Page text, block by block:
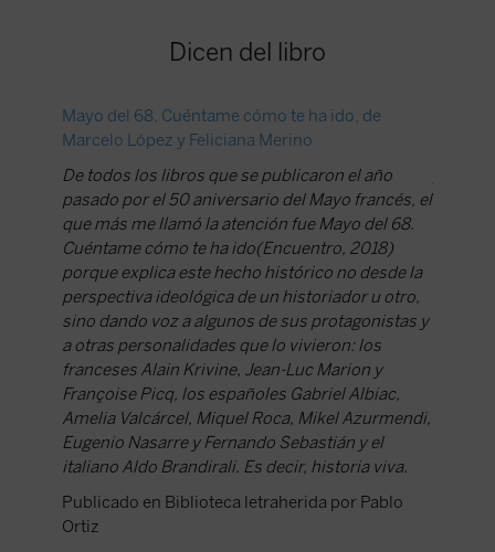
Dicen del libro
Mayo del 68. Cuéntame cómo te ha ido, de
Marcelo López y Feliciana Merino
De todos los libros que se publicaron el año
pasado por el 50 aniversario del Mayo francés, el
que más me llamó la atención fueMayo del 68.
Cuéntame cómo te ha ido(Encuentro, 2018)
porque explica este hecho histórico no desde la
perspectiva ideológica de un historiador u otro,
sino dando voz a algunos de sus protagonistas y
a otras personalidades que lo vivieron: los
franceses Alain Krivine, Jean-Luc Marion y
Françoise Picq, los españoles Gabriel Albiac,
Amelia Valcárcel, Miquel Roca, Mikel Azurmendi,
Eugenio Nasarre y Fernando Sebastián y el
italiano Aldo Brandirali. Es decir, historia viva.
Publicado en Biblioteca letraherida por Pablo
Ortiz